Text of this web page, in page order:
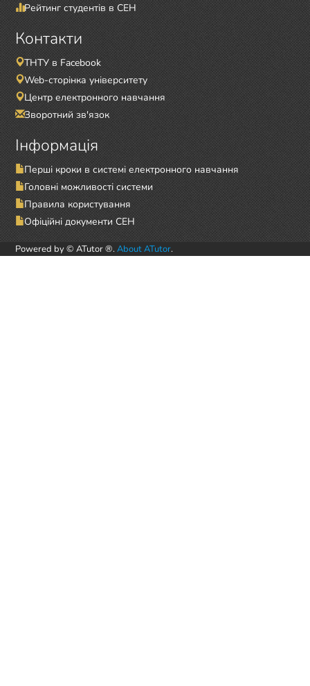
Рейтинг студентів в СЕН
Контакти
ТНТУ в Facebook
Web-сторінка університету
Центр електронного навчання
Зворотний зв'язок
Інформація
Перші кроки в системі електронного навчання
Головні можливості системи
Правила користування
Офіційні документи СЕН
Powered by © ATutor ®. About ATutor.